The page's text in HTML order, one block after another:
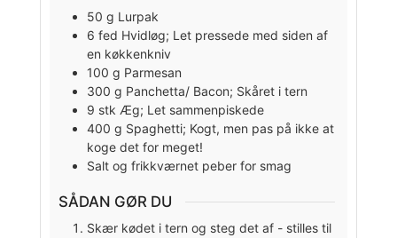
50 g Lurpak
6 fed Hvidløg; Let pressede med siden af
en køkkenkniv
100 g Parmesan
300 g Panchetta/ Bacon; Skåret i tern
9 stk Æg; Let sammenpiskede
400 g Spaghetti; Kogt, men pas på ikke at
koge det for meget!
Salt og frikkværnet peber for smag
SÅDAN GØR DU
Skær kødet i tern og steg det af - stilles til